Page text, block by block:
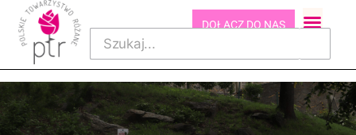
DOŁĄCZ DO NAS